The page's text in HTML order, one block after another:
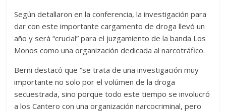
Según detallaron en la conferencia, la investigación para
dar con este importante cargamento de droga llevó un
año y será “crucial” para el juzgamiento de la banda Los
Monos como una organización dedicada al narcotráfico.
Berni destacó que “se trata de una investigación muy
importante no solo por el volúmen de la droga
secuestrada, sino porque todo este tiempo se involucró
a los Cantero con una organización narcocriminal, pero